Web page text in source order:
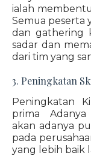
ialah
Semua peserta
dan gathering
sadar dan
dari tim yang
3. Peningkatan
Peningkatan
prima Adanya
akan adanya
pada
yang lebih baik